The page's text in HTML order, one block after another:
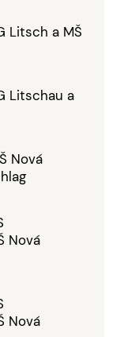
Litsch a MŠ
Litschau a
Nová
Nová
Nová